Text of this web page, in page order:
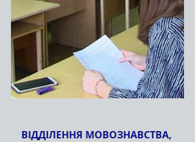
ВІДДІЛЕННЯ МОВОЗНАВСТВА,